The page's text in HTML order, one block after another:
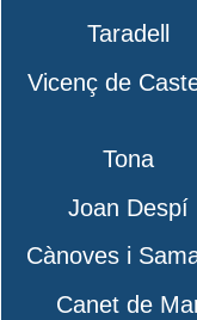
Taradell
Vicenç de
Tona
Joan Despí
Cànoves i
Canet de